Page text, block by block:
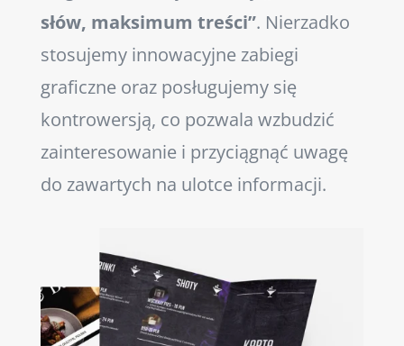
słów, maksimum treści”. Nierzadko
stosujemy innowacyjne zabiegi
graficzne oraz posługujemy się
kontrowersją, co pozwala wzbudzić
zainteresowanie i przyciągnąć uwagę
do zawartych na ulotce informacji.